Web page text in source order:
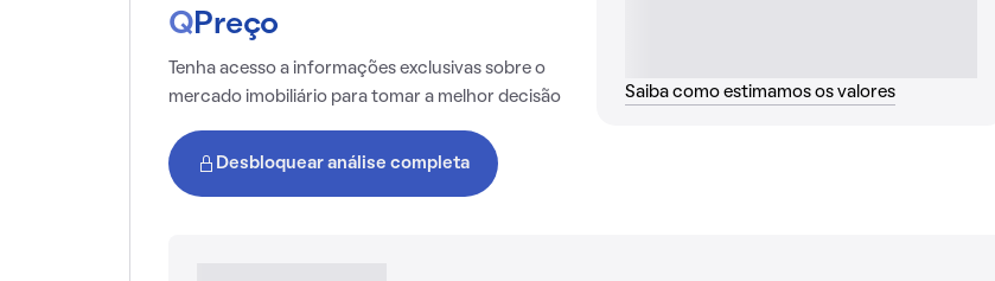
Q Preço
Tenha acesso a informações exclusivas sobre o
mercado imobiliário para tomar a melhor decisão
Desbloquear análise completa
Saiba como estimamos os valores